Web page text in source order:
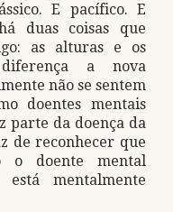
E pacífico. E
duas coisas que
as alturas e os
a nova
não se sentem
doentes mentais
parte da doença da
de reconhecer que
o doente mental
mentalmente